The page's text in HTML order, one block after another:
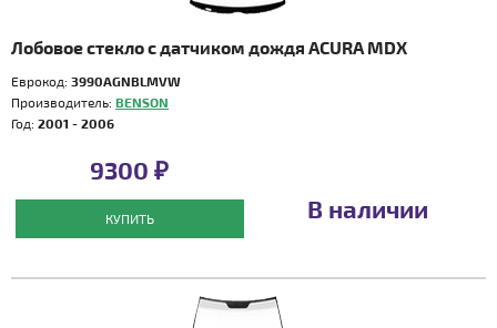
Лобовое стекло с датчиком дождя ACURA MDX
Еврокод: 3990AGNBLMVW
Производитель: BENSON
Год: 2001 - 2006
9300 ₽
КУПИТЬ В наличии